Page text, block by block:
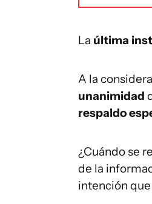
La última
A la
unanimidad
respaldo
¿Cuándo se
de la
intención